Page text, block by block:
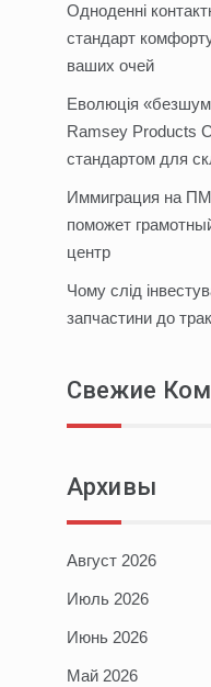
Одноденні
стандарт
ваших очей
Еволюція
Ramsey Products
стандартом для
Иммиграция на
поможет
центр
Чому слід
запчастини до
Свежие
Архивы
Август 2026
Июль 2026
Июнь 2026
Май 2026